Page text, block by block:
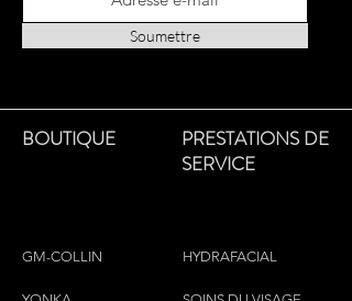
Soumettre
BOUTIQUE
PRESTATIONS DE
SERVICE
GM-COLLIN HYDRAFACIAL